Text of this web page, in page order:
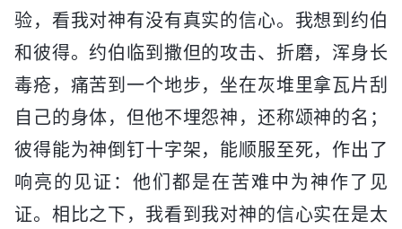
验，看我对神有没有真实的信心。我想到约伯
和彼得。约伯临到撒但的攻击、折磨，浑身长
毒疮，痛苦到一个地步，坐在灰堆里拿瓦片刮
自己的身体，但他不埋怨神，还称颂神的名；
彼得能为神倒钉十字架，能顺服至死，作出了
响亮的见证：他们都是在苦难中为神作了见
证。相比之下，我看到我对神的信心实在是太